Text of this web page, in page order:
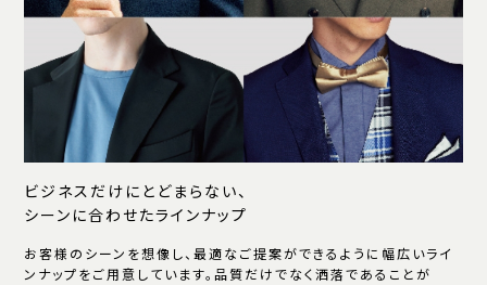
ビジネスだけにとどまらない、
シーンに合わせたラインナップ
お客様のシーンを想像し、最適なご提案ができるように幅広いライ
ンナップをご用意しています。品質だけでなく洒落であることが